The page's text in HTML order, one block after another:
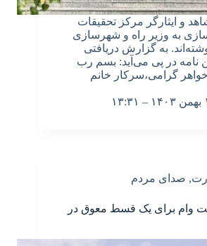
و ایثارگر مرکز تحقیقات
به وزیر راه و شهرسازی
به گزارش دریافتی
نامه در پی می‌آید: بسم رب
خواهر گرامی،سرکار خانم
, صدای مردم
وام برای یک قسط معوق در